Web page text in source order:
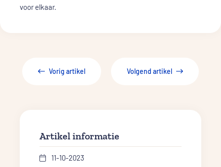
voor elkaar.
Vorig artikel Volgend artikel
Artikel informatie
11-10-2023